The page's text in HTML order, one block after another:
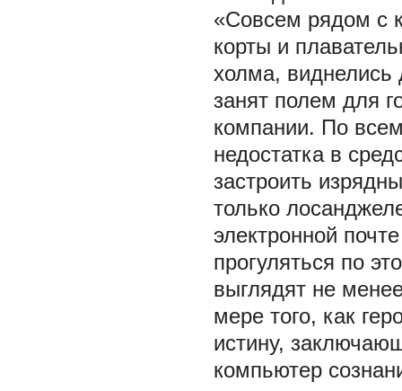
«Совсем рядом с
корты и
холма,
занят полем для
компании. По
недостатка в
застроить
только
электронной
прогуляться по
выглядят не
мере того, как
истину,
компьютер